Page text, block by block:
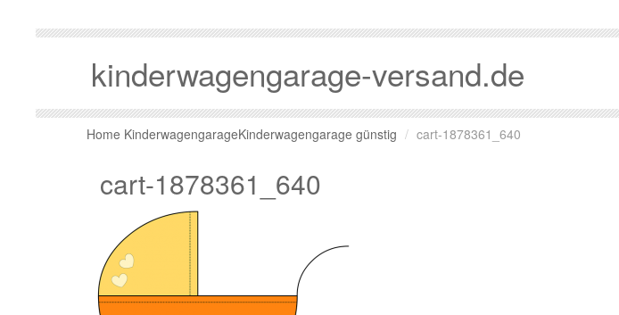
kinderwagengarage-versand.de
Home KinderwagengarageKinderwagengarage günstig cart-1878361_640
cart-1878361_640